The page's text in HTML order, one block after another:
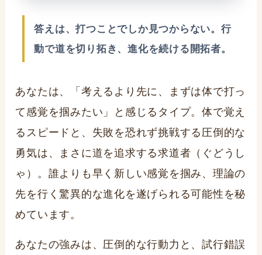
答えは、打つことでしか見つからない。行
動で道を切り拓き、進化を続ける開拓者。
あなたは、「考えるより先に、まずは体で打っ
て感覚を掴みたい」と感じるタイプ。体で覚え
るスピードと、失敗を恐れず挑戦する圧倒的な
勇気は、まさに道を追求する求道者（ぐどうし
ゃ）
。誰よりも早く新しい感覚を掴み、理論の
先を行く驚異的な進化を遂げられる可能性を秘
めています。
あなたの強みは、圧倒的な行動力と、試行錯誤